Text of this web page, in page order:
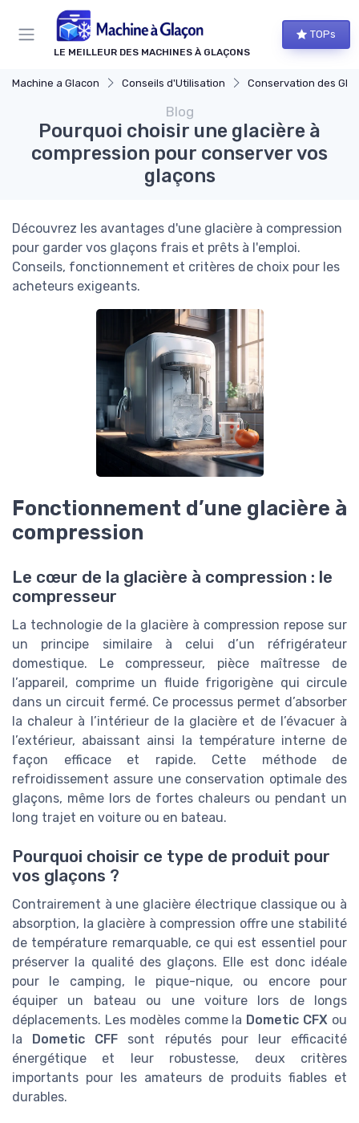
LE MEILLEUR DES MACHINES À GLAÇONS
TOPs
Machine a Glacon Conseils d'Utilisation Conservation des
Blog
Pourquoi choisir une glacière à
compression pour conserver vos
glaçons
Découvrez les avantages d'une glacière à compression
pour garder vos glaçons frais et prêts à l'emploi.
Conseils, fonctionnement et critères de choix pour les
acheteurs exigeants.
Fonctionnement d’une glacière à
compression
Le cœur de la glacière à compression : le
compresseur
La technologie de la glacière à compression repose sur
un principe similaire à celui d’un réfrigérateur
domestique. Le compresseur, pièce maîtresse de
l’appareil, comprime un fluide frigorigène qui circule
dans un circuit fermé. Ce processus permet d’absorber
la chaleur à l’intérieur de la glacière et de l’évacuer à
l’extérieur, abaissant ainsi la température interne de
façon efficace et rapide. Cette méthode de
refroidissement assure une conservation optimale des
glaçons, même lors de fortes chaleurs ou pendant un
long trajet en voiture ou en bateau.
Pourquoi choisir ce type de produit pour
vos glaçons ?
Contrairement à une glacière électrique classique ou à
absorption, la glacière à compression offre une stabilité
de température remarquable, ce qui est essentiel pour
préserver la qualité des glaçons. Elle est donc idéale
pour le camping, le pique-nique, ou encore pour
équiper un bateau ou une voiture lors de longs
déplacements. Les modèles comme la Dometic CFX ou
la
Dometic CFF sont réputés pour leur efficacité
énergétique et leur robustesse, deux critères
importants pour les amateurs de produits fiables et
durables.
Panneau de gestion des cookies